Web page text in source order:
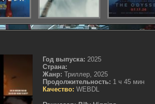
Год выпуска: 2025
Страна:
Жанр: Триллер, 2025
Продолжительность: 1 ч 45 мин
Качество: WEBDL